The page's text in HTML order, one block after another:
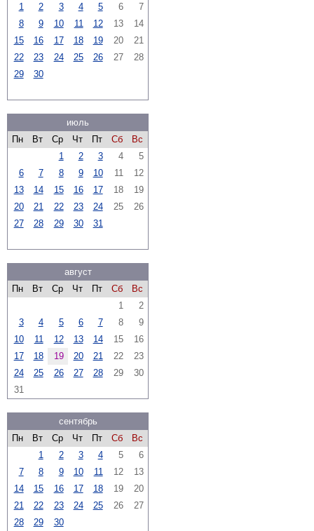
1
2 3 4 5 6
7
8
9 10 11 12 13
14
15
16 17 18 19 20
21
22
23 24 25 26 27
28
29
30
июль
Пн
Вт Ср Чт Пт Сб
Вс
1
2 3 4
5
6
7 8 9 10 11
12
13
14 15 16 17 18
19
20
21 22 23 24 25
26
27
28 29 30 31
август
Пн
Вт Ср Чт Пт Сб
Вс
1
2
3
4 5 6 7 8
9
10
11 12 13 14 15
16
17
18 19 20 21 22
23
24
25 26 27 28 29
30
31
сентябрь
Пн
Вт Ср Чт Пт Сб
Вс
1
2 3 4 5
6
7
8 9 10 11 12
13
14
15 16 17 18 19
20
21
22 23 24 25 26
27
28
29 30